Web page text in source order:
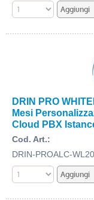
DRIN PRO
Mesi
Cloud PBX
Cod. Art.:
DRIN-PROALC-WL20